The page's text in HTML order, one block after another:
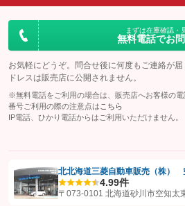
まずは在庫確認・
無料電話でお
お気軽にどうぞ。問合せ後に何度もご連絡が
ドレスは販売店に公開されません。
※無料電話をご利用の場合は、販売店へお客様の
番号ご利用の際の注意点は こちら
IP電話、ひかり電話からはご利用いただけません。
【STEP1】認証画面でグーネットを友だち追
北北海道三菱自動車販売（株）
4.99件
〒073-0101 北海道砂川市空知太